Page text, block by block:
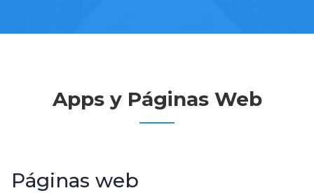
Apps y Páginas Web
Páginas web